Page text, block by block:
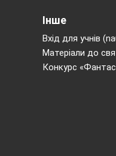
Інше
Вхід для учнів
Матеріали до
Конкурс